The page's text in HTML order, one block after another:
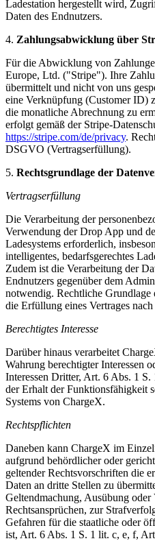
Ladestation hergestellt wird,
Daten des Endnutzers.
4. Zahlungsabwicklung über
Für die Abwicklung von
Europe, Ltd. ("Stripe"). Ihre
übermittelt und nicht von uns
eine Verknüpfung (Customer ID)
die monatliche Abrechnung zu
erfolgt gemäß der Stripe-
https://stripe.com/de/privacy.
DSGVO (Vertragserfüllung).
5. Rechtsgrundlage der
Vertragserfüllung
Die Verarbeitung der
Verwendung der Drop App und
Ladesystems erforderlich,
intelligentes, bedarfsgerechtes
Zudem ist die Verarbeitung der
Endnutzers gegenüber dem
notwendig. Rechtliche Grundlage
die Erfüllung eines Vertrages
Berechtigtes Interesse
Darüber hinaus verarbeitet
Wahrung berechtigter Interessen
Interessen Dritter, Art. 6 Abs. 1
der Erhalt der Funktionsfähigkeit
Systems von ChargeX.
Rechtspflichten
Daneben kann ChargeX im
aufgrund behördlicher oder
geltender Rechtsvorschriften die
Daten an dritte Stellen zu
Geltendmachung, Ausübung oder
Rechtsansprüchen, zur
Gefahren für die staatliche oder
ist, Art. 6 Abs. 1 S. 1 lit. c, e, f,